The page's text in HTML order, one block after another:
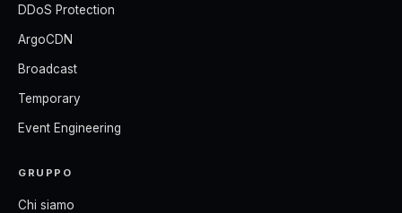
DDoS Protection
ArgoCDN
Broadcast
Temporary
Event Engineering
GRUPPO
Chi siamo